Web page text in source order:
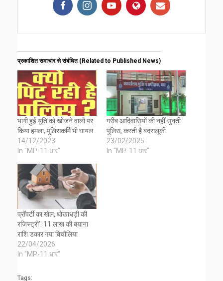
प्रकाशित समाचार से संबंधित (Related to Published News)
भागी हुई युति को खोजने वालों पर
किया हमला, पुलिसकर्मि भी घायल
14/12/2023
In "MP-11 धार"
गरीब आदिवासियों की नहीं सुनती
पुलिस, करती है बदसलूकी
23/02/2025
In "MP-11 धार"
प्रॉपर्टी का खेल, धोखाधड़ी की
रजिस्ट्री’: 11 लाख की बयाना
राशि डकार गया बिचौलिया
22/04/2026
In "MP-11 धार"
Tags: